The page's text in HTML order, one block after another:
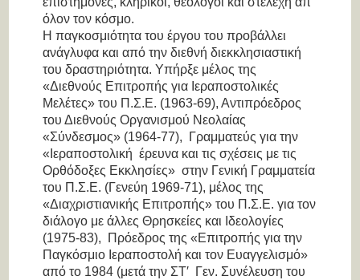
όλον τον κόσμο.
Η παγκοσμιότητα του έργου του προβάλλει
ανάγλυφα και από την διεθνή διεκκλησιαστική
του δραστηριότητα. Υπήρξε μέλος της
«Διεθνούς Επιτροπής για Ιεραποστολικές
Μελέτες» του Π.Σ.Ε. (1963-69), Αντιπρόεδρος
του Διεθνούς Οργανισμού Νεολαίας
«Σύνδεσμος» (1964-77), Γραμματεύς για την
«Ιεραποστολική έρευνα και τις σχέσεις με τις
Ορθόδοξες Εκκλησίες» στην Γενική Γραμματεία
του Π.Σ.Ε. (Γενεύη 1969-71), μέλος της
«Διαχριστιανικής Επιτροπής» του Π.Σ.Ε. για τον
διάλογο με άλλες Θρησκείες και Ιδεολογίες
(1975-83), Πρόεδρος της «Επιτροπής για την
Παγκόσμιο Ιεραποστολή και τον Ευαγγελισμό»
από το 1984 (μετά την ΣΤ′ Γεν. Συνέλευση του